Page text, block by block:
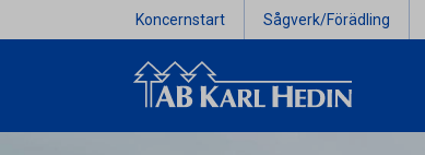
Koncernstart Sågverk/Förädling